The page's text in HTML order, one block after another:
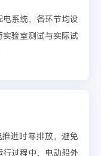
系统，各环节均设
验室测试与实际试
进时零排放，避免
过程中，电动船外